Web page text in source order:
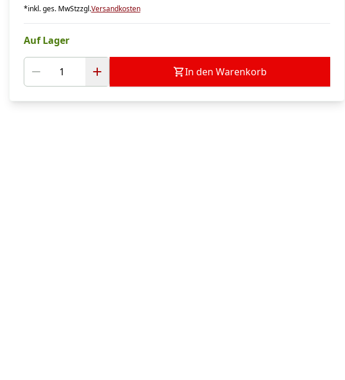
*inkl. ges. MwStzzgl.Versandkosten
Auf Lager
In den Warenkorb